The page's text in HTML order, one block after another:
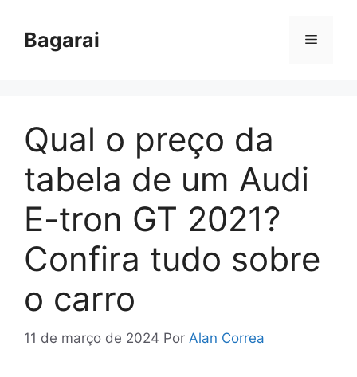
paraBagarai Menu
Qual o preço da
tabela de um Audi
E-tron GT 2021?
Confira tudo sobre
o carro
11 de março de 2024 Por Alan Correa